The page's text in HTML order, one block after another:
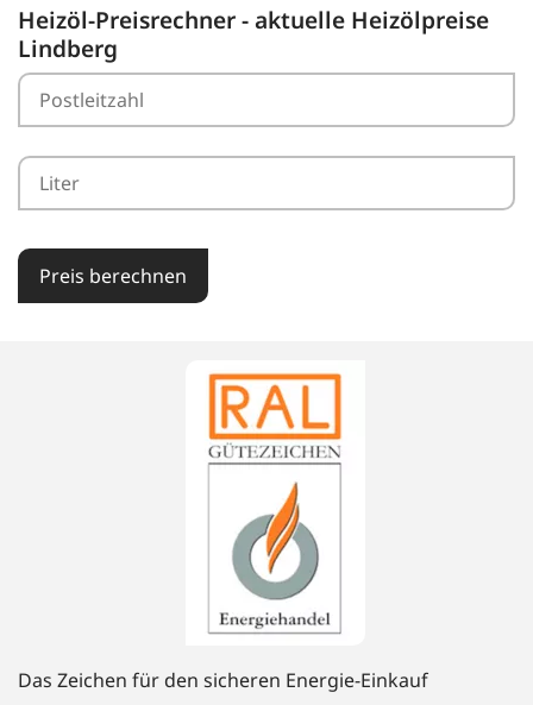
Heizöl-Preisrechner - aktuelle Heizölpreise
Lindberg
Preis berechnen
Das Zeichen für den sicheren Energie-Einkauf